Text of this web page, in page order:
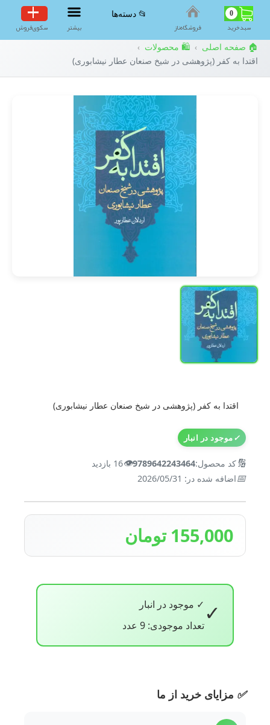
0
سبد‌خرید فروشگاه‌ناز
📂 دسته‌ها
بیشتر سکوی‌فروش
🏠 صفحه اصلی › 🛍️ محصولات ›
اقتدا به کفر (پژوهشی در شیخ صنعان عطار نیشابوری)
اقتدا به کفر (پژوهشی در شیخ صنعان عطار نیشابوری)
✓موجود در انبار
🔢کد محصول:9789642243464
👁️16 بازدید
📅اضافه شده در: 2026/05/31
155,000 تومان
✓ ✓ موجود در انبار
تعداد موجودی: 9 عدد
✅ مزایای خرید از ما